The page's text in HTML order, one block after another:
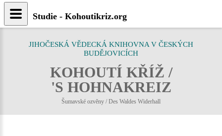
JIHOČESKÁ VĚDECKÁ KNIHOVNA V ČESKÝCH
BUDĚJOVICÍCH
KOHOUTÍ KŘÍŽ /
'S HOHNAKREIZ
Šumavské ozvěny / Des Waldes Widerhall
Studie - Kohoutikriz.org